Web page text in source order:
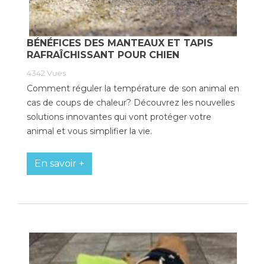
BÉNÉFICES DES MANTEAUX ET TAPIS
RAFRAÎCHISSANT POUR CHIEN
4342 Vues
Comment réguler la température de son animal en
cas de coups de chaleur? Découvrez les nouvelles
solutions innovantes qui vont protéger votre
animal et vous simplifier la vie.
En savoir +